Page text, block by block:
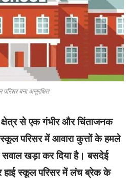
परिसर बना असुरक्षित
से एक गंभीर और चिंताजनक
परिसर में आवारा कुत्तों के हमले
सवाल खड़ा कर दिया है। बसदेई
हाई स्कूल परिसर में लंच ब्रेक के